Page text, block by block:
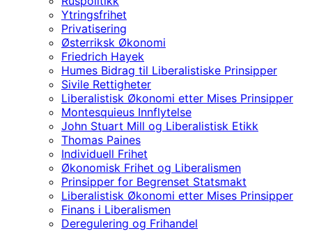
Ytringsfrihet
Privatisering
Østerriksk Økonomi
Friedrich Hayek
Humes Bidrag til Liberalistiske Prinsipper
Sivile Rettigheter
Liberalistisk Økonomi etter Mises Prinsipper
Montesquieus Innflytelse
John Stuart Mill og Liberalistisk Etikk
Thomas Paines
Individuell Frihet
Økonomisk Frihet og Liberalismen
Prinsipper for Begrenset Statsmakt
Liberalistisk Økonomi etter Mises Prinsipper
Finans i Liberalismen
Deregulering og Frihandel